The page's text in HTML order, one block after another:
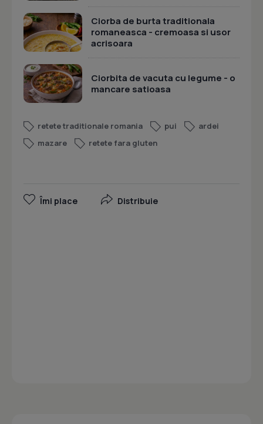
Ciorba de burta traditionala
romaneasca - cremoasa si usor
acrisoara
Ciorbita de vacuta cu legume - o
mancare satioasa
retete traditionale romania pui
ardei
mazare
retete fara gluten
Îmi place Distribuie